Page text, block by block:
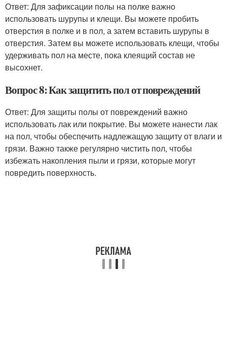
Ответ: Для зафиксации полы на полке важно
использовать шурупы и клещи. Вы можете пробить
отверстия в полке и в пол, а затем вставить шурупы в
отверстия. Затем вы можете использовать клещи, чтобы
удерживать пол на месте, пока клеящий состав не
высохнет.
Вопрос 8: Как защитить пол от повреждений
Ответ: Для защиты полы от повреждений важно
использовать лак или покрытие. Вы можете нанести лак
на пол, чтобы обеспечить надлежащую защиту от влаги и
грязи. Важно также регулярно чистить пол, чтобы
избежать накопления пыли и грязи, которые могут
повредить поверхность.